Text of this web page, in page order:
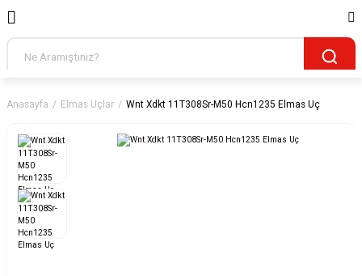
Anasayfa Elmas Uçlar Wnt Xdkt 11T308Sr-M50 Hcn1235 Elmas Uç